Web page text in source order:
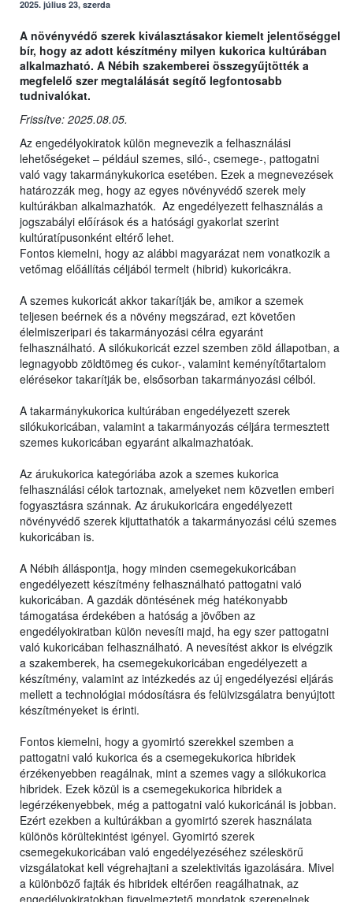
2025. július 23, szerda
A növényvédő szerek kiválasztásakor kiemelt jelentőséggel
bír, hogy az adott készítmény milyen kukorica kultúrában
alkalmazható. A Nébih szakemberei összegyűjtötték a
megfelelő szer megtalálását segítő legfontosabb
tudnivalókat.
Frissítve: 2025.08.05.
Az engedélyokiratok külön megnevezik a felhasználási
lehetőségeket – például szemes, siló-, csemege-, pattogatni
való vagy takarmánykukorica esetében. Ezek a megnevezések
határozzák meg, hogy az egyes növényvédő szerek mely
kultúrákban alkalmazhatók. Az engedélyezett felhasználás a
jogszabályi előírások és a hatósági gyakorlat szerint
kultúratípusonként eltérő lehet.
Fontos kiemelni, hogy az alábbi magyarázat nem vonatkozik a
vetőmag előállítás céljából termelt (hibrid) kukoricákra.
A szemes kukoricát akkor takarítják be, amikor a szemek
teljesen beérnek és a növény megszárad, ezt követően
élelmiszeripari és takarmányozási célra egyaránt
felhasználható. A silókukoricát ezzel szemben zöld állapotban, a
legnagyobb zöldtömeg és cukor-, valamint keményítőtartalom
elérésekor takarítják be, elsősorban takarmányozási célból.
A takarmánykukorica kultúrában engedélyezett szerek
silókukoricában, valamint a takarmányozás céljára termesztett
szemes kukoricában egyaránt alkalmazhatóak.
Az árukukorica kategóriába azok a szemes kukorica
felhasználási célok tartoznak, amelyeket nem közvetlen emberi
fogyasztásra szánnak. Az árukukoricára engedélyezett
növényvédő szerek kijuttathatók a takarmányozási célú szemes
kukoricában is.
A Nébih álláspontja, hogy minden csemegekukoricában
engedélyezett készítmény felhasználható pattogatni való
kukoricában. A gazdák döntésének még hatékonyabb
támogatása érdekében a hatóság a jövőben az
engedélyokiratban külön nevesíti majd, ha egy szer pattogatni
való kukoricában felhasználható. A nevesítést akkor is elvégzik
a szakemberek, ha csemegekukoricában engedélyezett a
készítmény, valamint az intézkedés az új engedélyezési eljárás
mellett a technológiai módosításra és felülvizsgálatra benyújtott
készítményeket is érinti.
Fontos kiemelni, hogy a gyomirtó szerekkel szemben a
pattogatni való kukorica és a csemegekukorica hibridek
érzékenyebben reagálnak, mint a szemes vagy a silókukorica
hibridek. Ezek közül is a csemegekukorica hibridek a
legérzékenyebbek, még a pattogatni való kukoricánál is jobban.
Ezért ezekben a kultúrákban a gyomirtó szerek használata
különös körültekintést igényel. Gyomirtó szerek
csemegekukoricában való engedélyezéséhez széleskörű
vizsgálatokat kell végrehajtani a szelektivitás igazolására. Mivel
a különböző fajták és hibridek eltérően reagálhatnak, az